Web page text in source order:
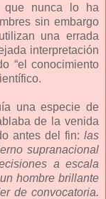
que nunca lo ha
sin embargo
una errada
interpretación
“el conocimiento
una especie de
de la venida
antes del fin: las
supranacional
a escala
hombre brillante
de convocatoria.